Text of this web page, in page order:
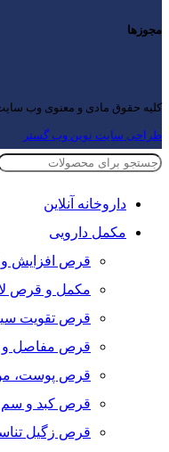
مجوزها
کلیه حقوق مادی و معنوی وب سایت
طراحی سایت نوین وب گستر
داروخانه آنلاین
مکمل دارویی
قرص افزایش
مکمل و قرص
قرص تقویت
قرص مفاصل و
قرص پوست،
قرص کبد و سم
قرص زگیل